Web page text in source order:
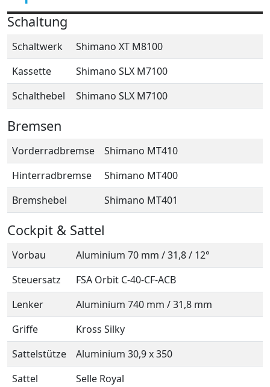
Schaltung
Schaltwerk
Shimano XT M8100
Kassette
Shimano SLX M7100
Schalthebel
Shimano SLX M7100
Bremsen
Vorderradbremse
Shimano MT410
Hinterradbremse
Shimano MT400
Bremshebel
Shimano MT401
Cockpit & Sattel
Vorbau
Aluminium 70 mm / 31,8 / 12°
Steuersatz
FSA Orbit C-40-CF-ACB
Lenker
Aluminium 740 mm / 31,8 mm
Griffe
Kross Silky
Sattelstütze
Aluminium 30,9 x 350
Sattel
Selle Royal